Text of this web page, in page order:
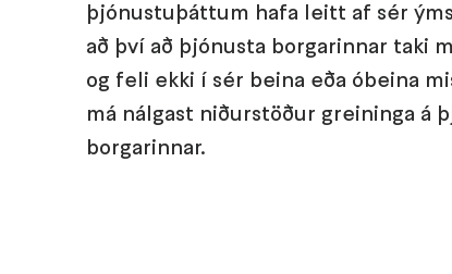
þjónustuþáttum hafa leitt af sér
að því að þjónusta borgarinnar taki
og feli ekki í sér beina eða óbeina
má nálgast niðurstöður greininga á
borgarinnar.